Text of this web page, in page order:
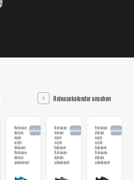
Releasekalender ansehen
Release-
datum
noch
nicht
bekannt
Release-
datum
unbekannt
angekündigt
Release-
datum
noch
nicht
bekannt
Release-
datum
unbekannt
angekündigt
Release-
datum
noch
nicht
bekannt
Release-
datum
unbekannt
angekündigt